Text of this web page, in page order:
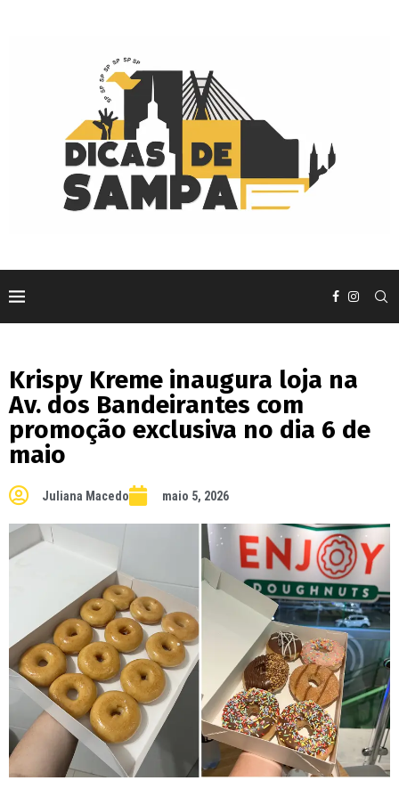
Krispy Kreme inaugura loja na
Av. dos Bandeirantes com
promoção exclusiva no dia 6 de
maio
Juliana Macedo maio 5, 2026